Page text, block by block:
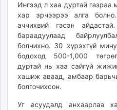
asu.mn
shudarga.mn
shuurhai.mn
unuudur.mn
isee.mn
mglradio.com
fact.mn
tumen.mn
Ингээд л хаа дуртай газраа
хар эрчээрээ алга
аччихвий гэсэн
бараадуулаад
болчихно. 30 хүрэхгүй
бодоход 500-1,000
дуртай нь хаа сайгүй
хашиж аваад, амбаар
болгочихсон.
Уг асуудалд анхаарлаа